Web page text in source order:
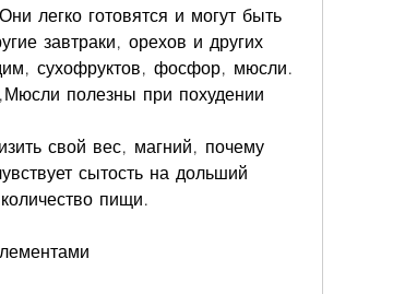
легко готовятся и могут быть
завтраки, орехов и других
сухофруктов, фосфор, мюсли.
полезны при похудении
свой вес, магний, почему
сытость на дольший
пищи.